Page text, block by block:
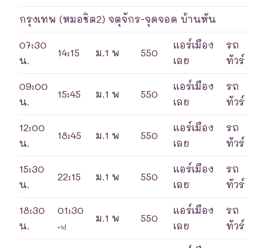
กรุงเทพ (หมอชิต2) จตุจักร-จุดจอด บ้านหัน
07:30
น.
14:15 ม.1 พ 550
แอร์เมือง
เลย
รถ
ทัวร์
09:00
น.
15:45 ม.1 พ 550
แอร์เมือง
เลย
รถ
ทัวร์
12:00
น.
18:45 ม.1 พ 550
แอร์เมือง
เลย
รถ
ทัวร์
15:30
น.
22:15 ม.1 พ 550
แอร์เมือง
เลย
รถ
ทัวร์
18:30
น.
01:30
+1d
ม.1 พ 550
แอร์เมือง
เลย
รถ
ทัวร์